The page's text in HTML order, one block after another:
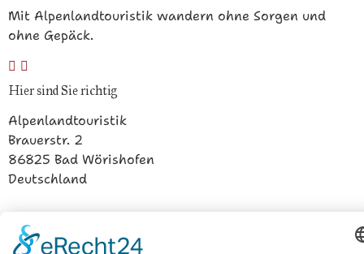
Mit Alpenlandtouristik wandern ohne Sorgen und
ohne Gepäck.
Hier sind Sie richtig
Alpenlandtouristik
Brauerstr. 2
86825 Bad Wörishofen
Deutschland
E-Mail: info@alpenlandtouristik.de